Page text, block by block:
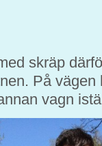
skräp
På
vagn